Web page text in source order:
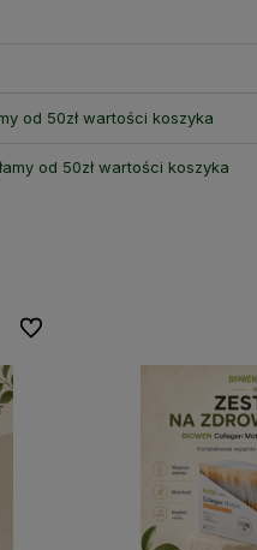
od 50zł wartości koszyka
od 50zł wartości koszyka
Do ulubionych
Do ulubionych